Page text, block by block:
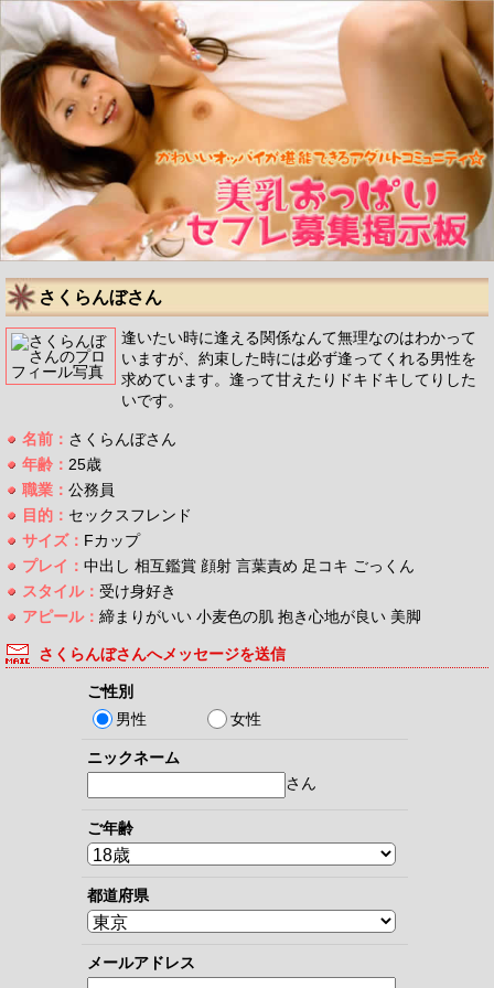
さくらんぼさん
逢いたい時に逢える関係なんて無理なのはわかって
いますが、約束した時には必ず逢ってくれる男性を
求めています。逢って甘えたりドキドキしてりした
いです。
名前： さくらんぼさん
年齢： 25歳
職業： 公務員
目的： セックスフレンド
サイズ： Fカップ
プレイ： 中出し 相互鑑賞 顔射 言葉責め 足コキ ごっくん
スタイル： 受け身好き
アピール： 締まりがいい 小麦色の肌 抱き心地が良い 美脚
さくらんぼさんへメッセージを送信